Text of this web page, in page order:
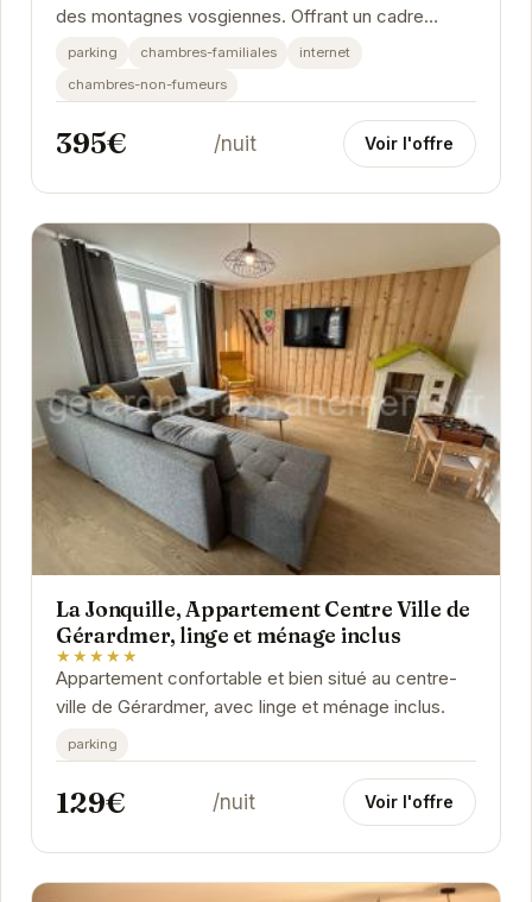
des montagnes vosgiennes. Offrant un cadre
idyllique pour une escapade romantique ou des
parking chambres-familiales
internet
chambres-non-fumeurs
395€ /nuit Voir l'offre
La Jonquille, Appartement Centre Ville de
Gérardmer, linge et ménage inclus
★★★★★
Appartement confortable et bien situé au centre-
ville de Gérardmer, avec linge et ménage inclus.
parking
129€ /nuit Voir l'offre